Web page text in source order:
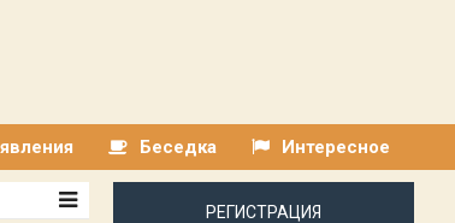
Беседка Интересное
РЕГИСТРАЦИЯ